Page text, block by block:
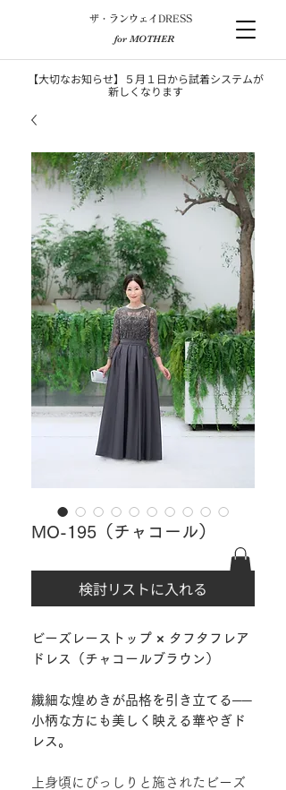
​ザ・ランウェイDRESS
for MOTHER
【大切なお知らせ】５月１日から試着システムが
新しくなります
MO-195（チャコール）
検討リストに入れる
ビーズレーストップ × タフタフレア
ドレス（チャコールブラウン）
繊細な煌めきが品格を引き立てる──
小柄な方にも美しく映える華やぎド
レス。
上身頃にびっしりと施されたビーズ